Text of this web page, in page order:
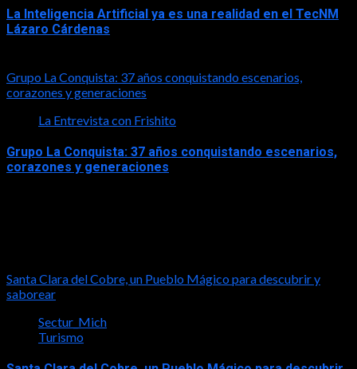
La Inteligencia Artificial ya es una realidad en el TecNM
Lázaro Cárdenas
Grupo La Conquista: 37 años conquistando escenarios,
corazones y generaciones
La Entrevista con Frishito
Grupo La Conquista: 37 años conquistando escenarios,
corazones y generaciones
Santa Clara del Cobre, un Pueblo Mágico para descubrir y
saborear
Sectur_Mich
Turismo